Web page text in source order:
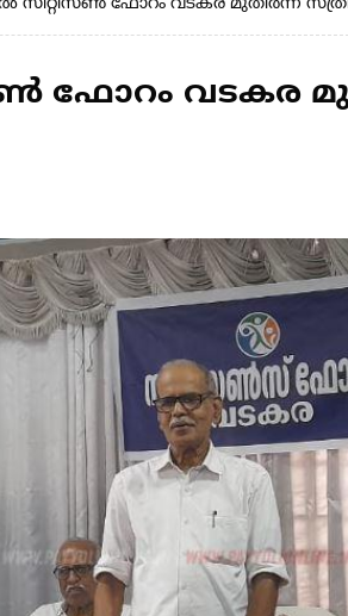
ഫോറം വടകര